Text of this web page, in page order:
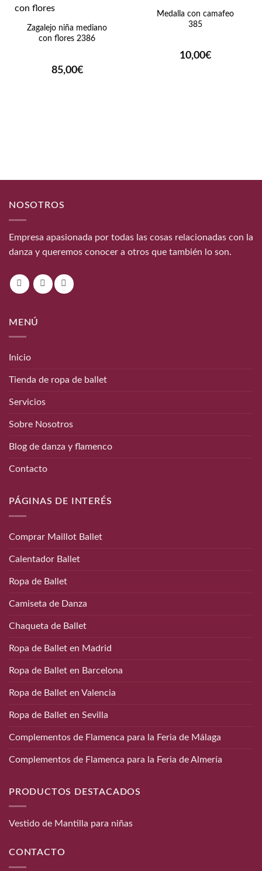
Zagalejo niña mediano
con flores 2386
85,00€
Medalla con camafeo
385
10,00€
NOSOTROS
Empresa apasionada por todas las cosas relacionadas con la
danza y queremos conocer a otros que también lo son.
MENÚ
Inicio
Tienda de ropa de ballet
Servicios
Sobre Nosotros
Blog de danza y flamenco
Contacto
PÁGINAS DE INTERÉS
Comprar Maillot Ballet
Calentador Ballet
Ropa de Ballet
Camiseta de Danza
Chaqueta de Ballet
Ropa de Ballet en Madrid
Ropa de Ballet en Barcelona
Ropa de Ballet en Valencia
Ropa de Ballet en Sevilla
Complementos de Flamenca para la Feria de Málaga
Complementos de Flamenca para la Feria de Almería
PRODUCTOS DESTACADOS
Vestido de Mantilla para niñas
CONTACTO